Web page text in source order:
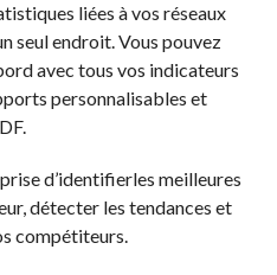
liées à vos réseaux
seul endroit. Vous pouvez
avec tous vos indicateurs
personnalisables et
d’identifierles meilleures
détecter les tendances et
compétiteurs.